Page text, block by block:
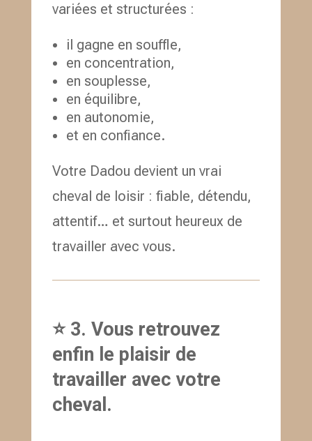
variées et structurées :
il gagne en souffle,
en concentration,
en souplesse,
en équilibre,
en autonomie,
et en confiance.
Votre Dadou devient un vrai
cheval de loisir : fiable, détendu,
attentif… et surtout heureux de
travailler avec vous.
⭐ 3. Vous retrouvez
enfin le plaisir de
travailler avec votre
cheval.